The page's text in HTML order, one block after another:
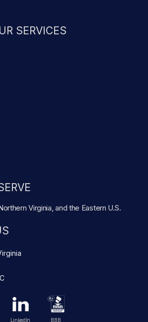
SERVICES
Virginia, and the Eastern U.S.
LinkedIn BBB